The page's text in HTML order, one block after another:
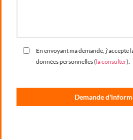
En envoyant ma demande, j'accepte
données personnelles (la consulter).